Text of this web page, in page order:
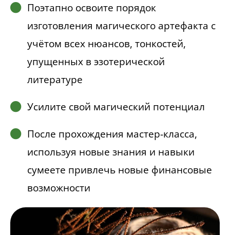
Поэтапно освоите порядок
изготовления магического артефакта с
учётом всех нюансов, тонкостей,
упущенных в эзотерической
литературе
Усилите свой магический потенциал
После прохождения мастер-класса,
используя новые знания и навыки
сумеете привлечь новые финансовые
возможности